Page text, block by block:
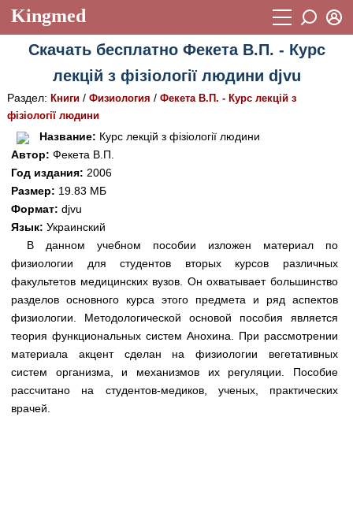
Kingmed
Учебный материал
Видеогалерея 899
Фотогалерея (1906)
Истории болезней 1268
Лекции и презентации
Аккредитационные тесты
Методические рекомендации
Научно-популярное
Статьи
Новости
Медицинская стандартизация
Нормативы экстренной и неотложной помощи
Пароль
Восстановить пароль
Регистрация
Скачать бесплатно Фекета В.П. - Курс
лекцій з фізіології людини djvu
Раздел: Книги/ Физиология / Фекета В.П. - Курс лекцій з
фізіології людини
Название: Курс лекцій з фізіології людини
Автор: Фекета В.П.
Год издания: 2006
Размер: 19.83 МБ
Формат: djvu
Язык: Украинский
В данном учебном пособии изложен материал по
физиологии для студентов вторых курсов различных
факультетов медицинских вузов. Он охватывает большинство
разделов основного курса этого предмета и ряд аспектов
физиологии. Методологической основой пособия является
теория функциональных систем Анохина. При рассмотрении
материала акцент сделан на физиологии вегетативных
систем организма, и механизмов их регуляции. Пособие
рассчитано на студентов-медиков, ученых, практических
врачей.